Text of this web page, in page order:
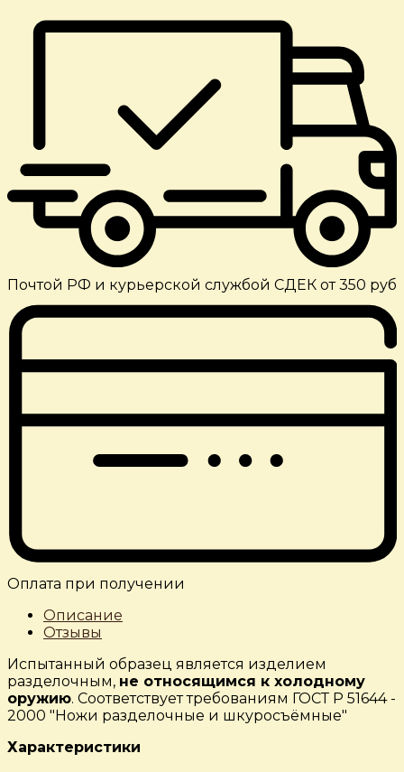
Почтой РФ и курьерской службой СДЕК от 350 руб
Оплата при получении
Описание
Отзывы
Испытанный образец является изделием
разделочным, не относящимся к холодному
оружию. Соответствует требованиям ГОСТ Р 51644 -
2000 "Ножи разделочные и шкуросъёмные"
Характеристики